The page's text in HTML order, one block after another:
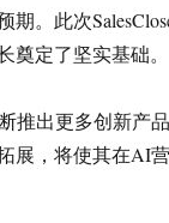
。此次
定了坚实基础。
推出更多创新产
展，将使其在AI